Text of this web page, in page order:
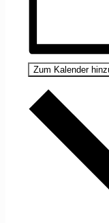
Zum Kalender